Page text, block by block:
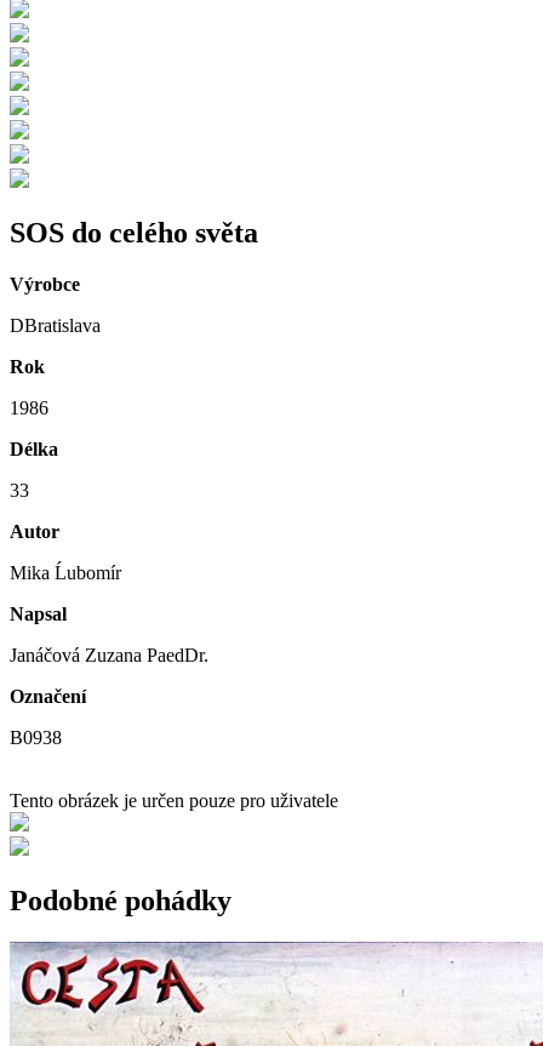
SOS do celého světa
Výrobce
DBratislava
Rok
1986
Délka
33
Autor
Mika Ĺubomír
Napsal
Janáčová Zuzana PaedDr.
Označení
B0938
Tento obrázek je určen pouze pro uživatele
Podobné pohádky